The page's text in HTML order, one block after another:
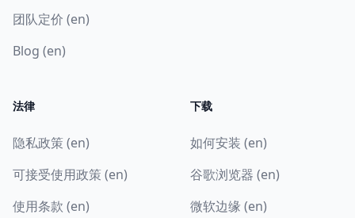
团队定价 (en)
Blog (en)
法律
隐私政策 (en)
可接受使用政策 (en)
使用条款 (en)
下载
如何安装 (en)
谷歌浏览器 (en)
微软边缘 (en)